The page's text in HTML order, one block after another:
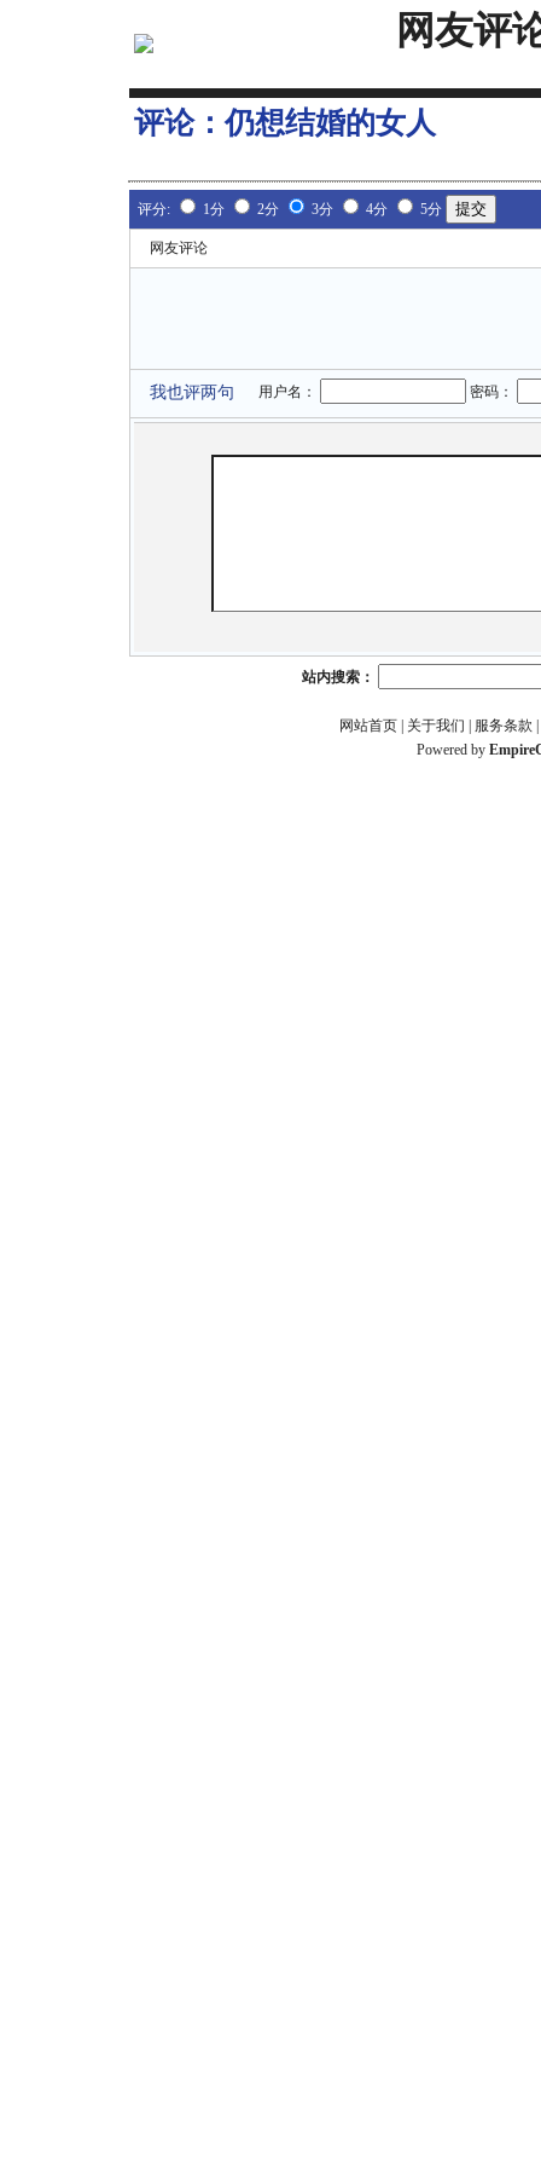
网友评
评论：仍想结婚的女人
评分: 1分 2分 3分 4分 5分
网友评论
我也评两句 用户名： 密码：
站内搜索：
网站首页 关于我们 服务条款
Powered by